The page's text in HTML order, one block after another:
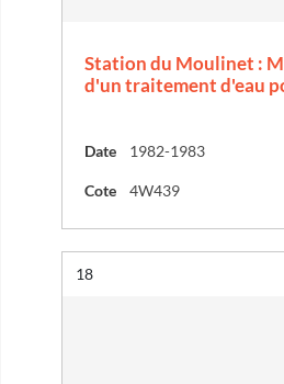
Station du Moulinet :
d'un traitement d'eau
Date 1982-1983
Cote 4W439
Résultat n°
18